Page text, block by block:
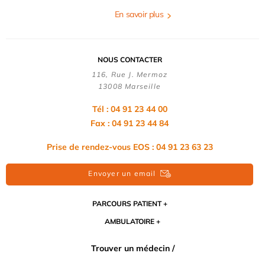
En savoir plus
NOUS CONTACTER
116, Rue J. Mermoz
13008 Marseille
Tél : 04 91 23 44 00
Fax : 04 91 23 44 84
Prise de rendez-vous EOS : 04 91 23 63 23
Envoyer un email
PARCOURS PATIENT
AMBULATOIRE
Trouver un médecin /